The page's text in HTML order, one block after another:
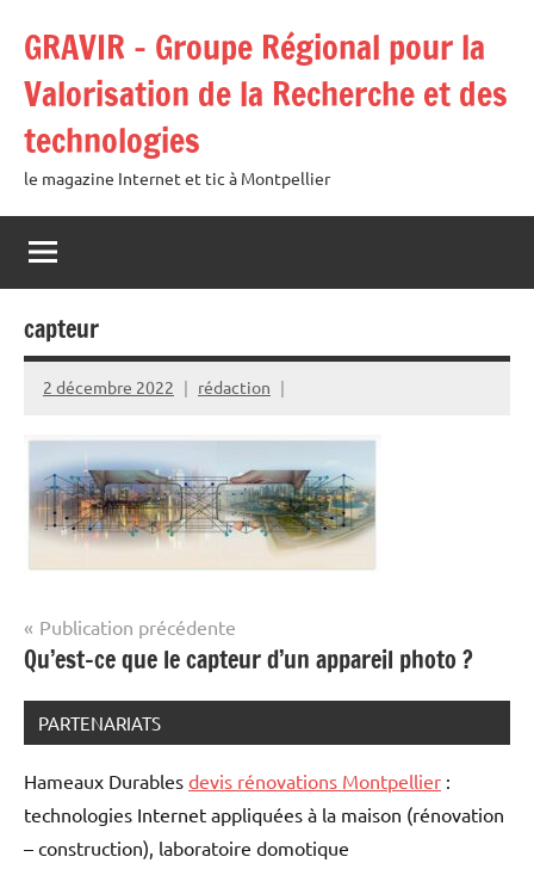
contenu
GRAVIR – Groupe Régional pour la
Valorisation de la Recherche et des
technologies
le magazine Internet et tic à Montpellier
capteur
2 décembre 2022 rédaction
Navigation
de
l’article
Publication précédente
Qu’est-ce que le capteur d’un appareil photo ?
PARTENARIATS
Hameaux Durables devis rénovations Montpellier :
technologies Internet appliquées à la maison (rénovation
– construction), laboratoire domotique